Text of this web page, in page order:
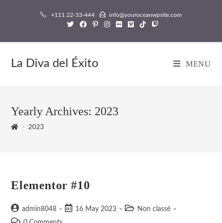
+111 22-33-444 info@youroceanwpsite.com
La Diva del Éxito MENU
Yearly Archives: 2023
> 2023
Elementor #10
Post
author:
admin8048
Post16 May 2023
Post Non classé
Post